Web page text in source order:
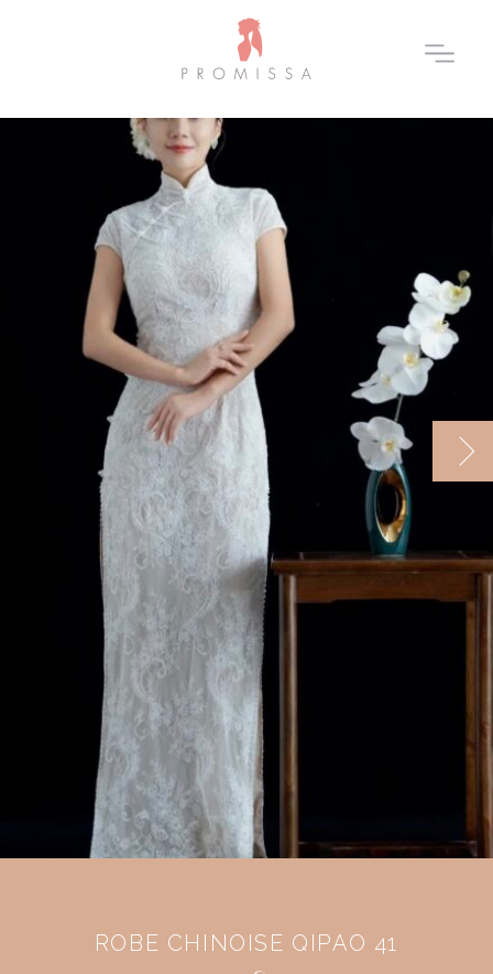
ROBE CHINOISE QIPAO 41